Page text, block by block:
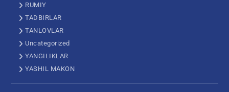
RUMIY
TADBIRLAR
TANLOVLAR
Uncategorized
YANGILIKLAR
YASHIL MAKON